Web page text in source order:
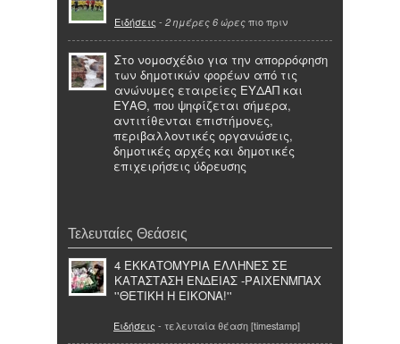
Ειδήσεις - 2 ημέρες 6 ώρες πιο πριν
Στο νομοσχέδιο για την απορρόφηση
των δημοτικών φορέων από τις
ανώνυμες εταιρείες ΕΥΔΑΠ και
ΕΥΑΘ, που ψηφίζεται σήμερα,
αντιτίθενται επιστήμονες,
περιβαλλοντικές οργανώσεις,
δημοτικές αρχές και δημοτικές
επιχειρήσεις ύδρευσης
Τελευταίες Θεάσεις
4 ΕΚΚΑΤΟΜΥΡΙΑ ΕΛΛΗΝΕΣ ΣΕ
ΚΑΤΑΣΤΑΣΗ ΕΝΔΕΙΑΣ -ΡΑΙΧΕΝΜΠΑΧ
''ΘΕΤΙΚΗ Η ΕΙΚΟΝΑ!''
Ειδήσεις - τελευταία θέαση [timestamp]